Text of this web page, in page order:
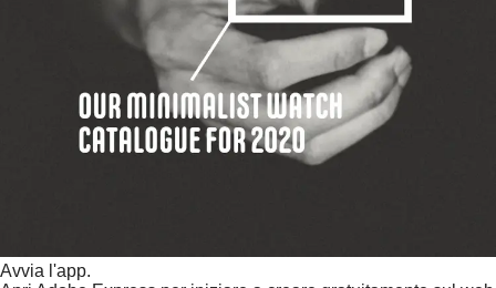
Avvia l'app.